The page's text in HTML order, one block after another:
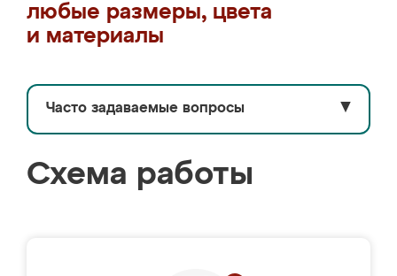
любые размеры, цвета
и материалы
Часто задаваемые вопросы ▼
Схема работы